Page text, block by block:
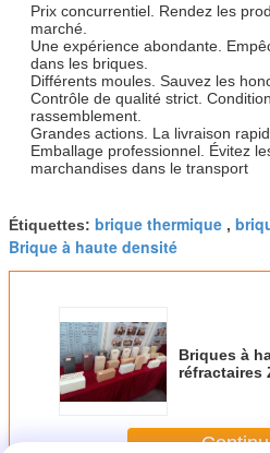
Prix concurrentiel. Rendez les
marché.
Une expérience abondante.
dans les briques.
Différents moules. Sauvez les
Contrôle de qualité strict.
rassemblement.
Grandes actions. La livraison
Emballage professionnel. Évitez
marchandises dans le transport
Étiquettes: brique thermique ,
Brique à haute densité
Briques à
réfractaires